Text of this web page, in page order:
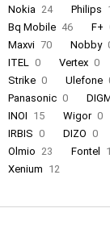
Nokia 24 Philips
Bq Mobile 46 F+
Maxvi 70 Nobby
ITEL 0 Vertex 0
Strike 0 Ulefone
Panasonic 0
INOI 15 Wigor 0
IRBIS 0 DIZO 0
Olmio 23 Fontel
Xenium 12